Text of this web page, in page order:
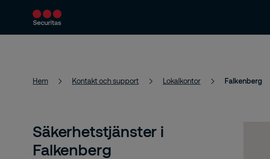
Produkter och tjänster Säkerhetslösningar
Hem Kontakt och support Lokalkontor Falkenberg
Säkerhetstjänster i
Falkenberg